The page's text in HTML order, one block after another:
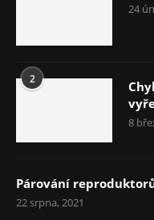
24
2
8
Párování
22 srpna, 2021